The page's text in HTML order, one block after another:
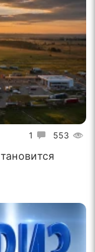
1 553